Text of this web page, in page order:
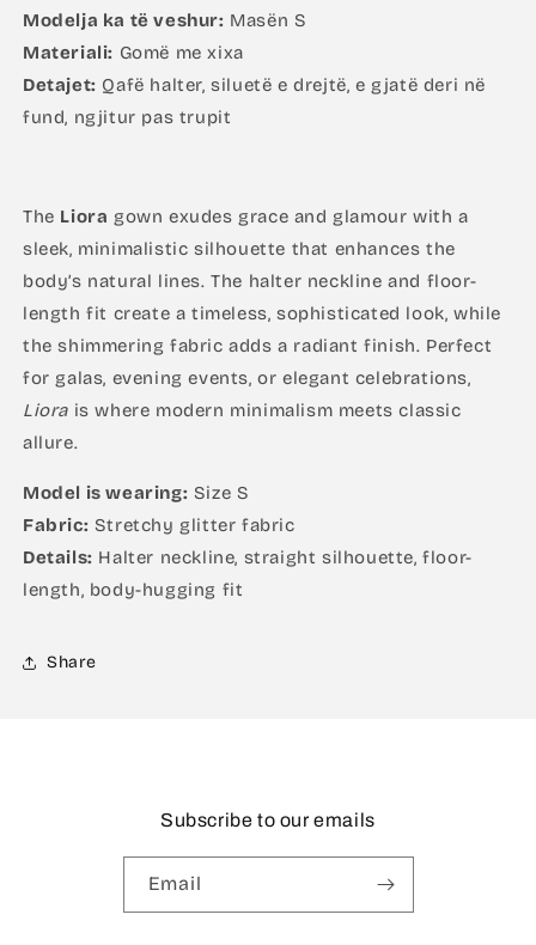
Modelja ka të veshur: Masën S
Materiali: Gomë me xixa
Detajet: Qafë halter, siluetë e drejtë, e gjatë deri në
fund, ngjitur pas trupit
The Liora gown exudes grace and glamour with a
sleek, minimalistic silhouette that enhances the
body’s natural lines. The halter neckline and floor-
length fit create a timeless, sophisticated look, while
the shimmering fabric adds a radiant finish. Perfect
for galas, evening events, or elegant celebrations,
Liora is where modern minimalism meets classic
allure.
Model is wearing: Size S
Fabric: Stretchy glitter fabric
Details: Halter neckline, straight silhouette, floor-
length, body-hugging fit
Share
Subscribe to our emails
Email